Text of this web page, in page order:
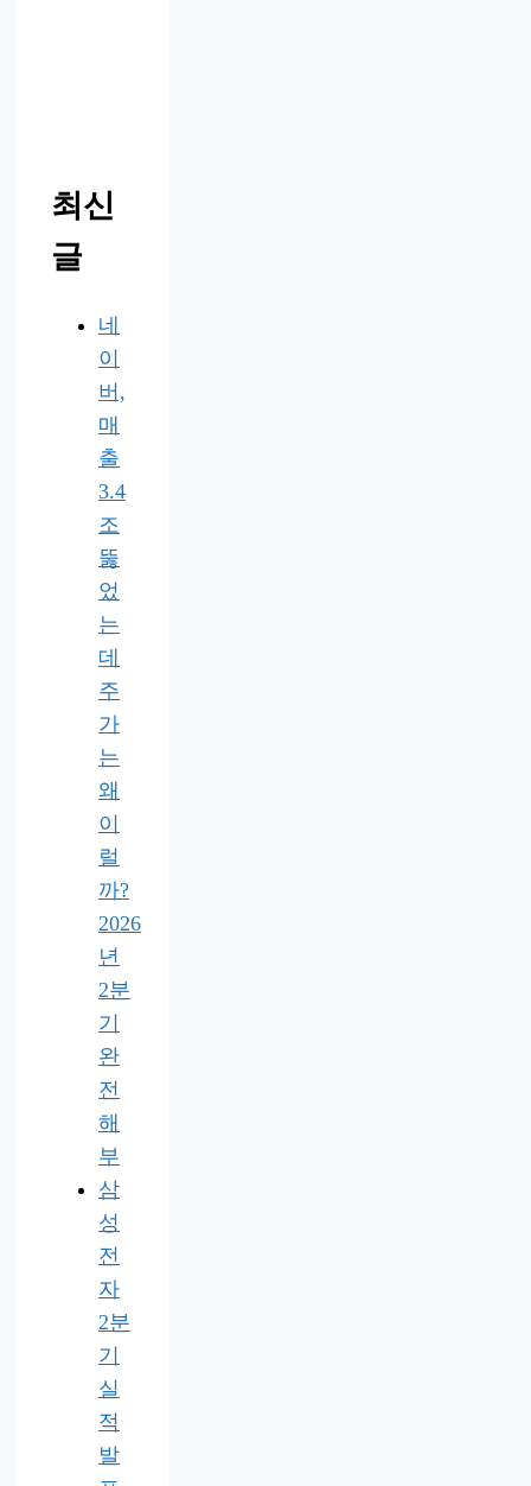
최신
글
네
이
버,
매
출
3.4
조
뚫
었
는
데
주
가
는
왜
이
럴
까?
2026
년
2분
기
완
전
해
부
삼
성
전
자
2분
기
실
적
발